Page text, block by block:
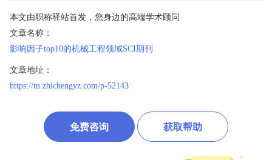
本文由职称驿站首发，您身边的高端学术顾问
文章名称：
影响因子top10的机械工程领域SCI期刊
文章地址：
https://m.zhichengyz.com/p-52143
免费咨询 获取帮助